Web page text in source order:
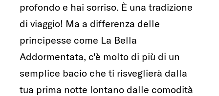
profondo e hai sorriso. È una tradizione
di viaggio! Ma a differenza delle
principesse come La Bella
Addormentata, c'è molto di più di un
semplice bacio che ti risveglierà dalla
tua prima notte lontano dalle comodità